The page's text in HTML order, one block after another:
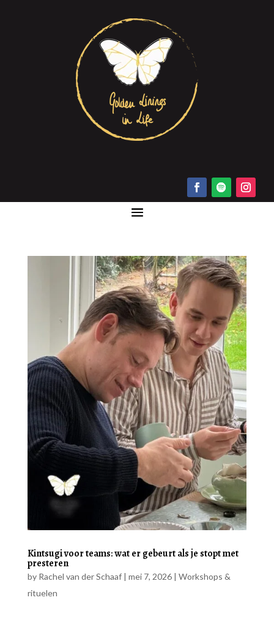
Kintsugi voor teams: wat er gebeurt als je stopt met
presteren
by Rachel van der Schaaf| mei 7, 2026| Workshops &
rituelen